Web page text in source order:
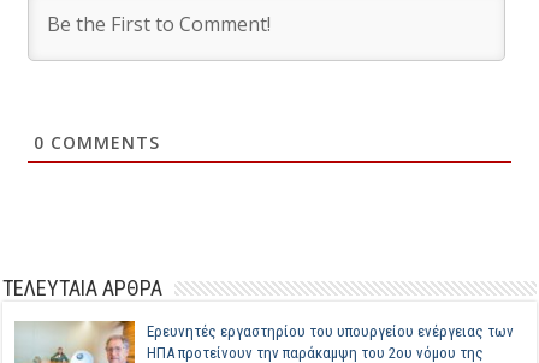
0 COMMENTS
ΤΕΛΕΥΤΑΙΑ ΑΡΘΡΑ
Ερευνητές εργαστηρίου του υπουργείου ενέργειας των
ΗΠΑ προτείνουν την παράκαμψη του 2ου νόμου της